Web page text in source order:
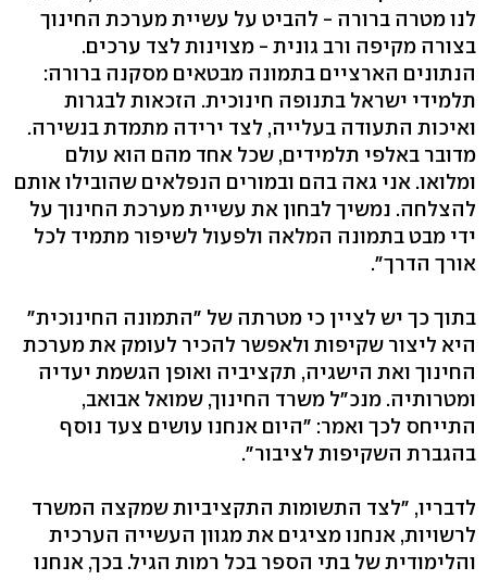
לנו מטרה ברורה - להביט על עשיית מערכת החינוך
בצורה מקיפה ורב גונית - מצוינות לצד ערכים.
הנתונים הארציים בתמונה מבטאים מסקנה ברורה:
תלמידי ישראל בתנופה חינוכית. הזכאות לבגרות
ואיכות התעודה בעלייה, לצד ירידה מתמדת בנשירה.
מדובר באלפי תלמידים, שכל אחד מהם הוא עולם
ומלואו. אני גאה בהם ובמורים הנפלאים שהובילו אותם
להצלחה. נמשיך לבחון את עשיית מערכת החינוך על
ידי מבט בתמונה המלאה ולפעול לשיפור מתמיד לכל
אורך הדרך״.
בתוך כך יש לציין כי מטרתה של "התמונה החינוכית"
היא ליצור שקיפות ולאפשר להכיר לעומק את מערכת
החינוך ואת הישגיה, תקציביה ואופן הגשמת יעדיה
ומטרותיה. מנכ"ל משרד החינוך, שמואל אבואב,
התייחס לכך ואמר: "היום אנחנו עושים צעד נוסף
בהגברת השקיפות לציבור".
לדבריו, "לצד התשומות התקציביות שמקצה המשרד
לרשויות, אנחנו מציגים את מגוון העשייה הערכית
והלימודית של בתי הספר בכל רמות הגיל. בכך, אנחנו